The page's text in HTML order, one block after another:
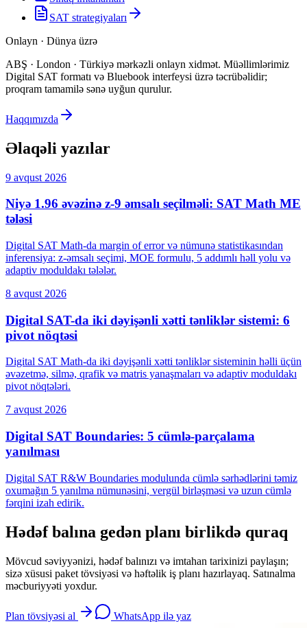
SAT strategiyaları
Onlayn · Dünya üzrə
ABŞ · London · Türkiyə mərkəzli onlayn xidmət. Müəllimlərimiz
Digital SAT formatı və Bluebook interfeysi üzrə təcrübəlidir;
proqram tamamilə sənə uyğun qurulur.
Haqqımızda
Əlaqəli yazılar
9 avqust 2026
Niyə 1.96 əvəzinə z-9 əmsalı seçilməli: SAT Math ME
tələsi
Digital SAT Math-da margin of error və nümunə statistikasından
inferensiya: z-əmsalı seçimi, MOE formulu, 5 addımlı həll yolu və
adaptiv moduldakı tələlər.
8 avqust 2026
Digital SAT-da iki dəyişənli xətti tənliklər sistemi: 6
pivot nöqtəsi
Digital SAT Math-da iki dəyişənli xətti tənliklər sisteminin həlli üçün
əvəzetmə, silmə, qrafik və matris yanaşmaları və adaptiv moduldakı
pivot nöqtələri.
7 avqust 2026
Digital SAT Boundaries: 5 cümlə-parçalama
yanılması
Digital SAT R&W Boundaries modulunda cümlə sərhədlərini təmiz
oxumağın 5 yanılma nümunəsini, vergül birləşməsi və uzun cümlə
fərqini izah edirik.
Hədəf balına gedən planı birlikdə quraq
Mövcud səviyyənizi, hədəf balınızı və imtahan tarixinizi paylaşın;
sizə xüsusi paket tövsiyəsi və həftəlik iş planı hazırlayaq. Satınalma
məcburiyyəti yoxdur.
Plan tövsiyəsi al WhatsApp ilə yaz